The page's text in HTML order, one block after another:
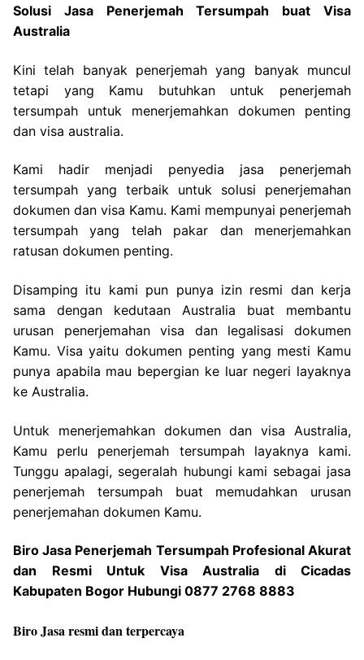
Solusi Jasa Penerjemah Tersumpah buat Visa
Australia
Kini telah banyak penerjemah yang banyak muncul
tetapi yang Kamu butuhkan untuk penerjemah
tersumpah untuk menerjemahkan dokumen penting
dan visa australia.
Kami hadir menjadi penyedia jasa penerjemah
tersumpah yang terbaik untuk solusi penerjemahan
dokumen dan visa Kamu. Kami mempunyai penerjemah
tersumpah yang telah pakar dan menerjemahkan
ratusan dokumen penting.
Disamping itu kami pun punya izin resmi dan kerja
sama dengan kedutaan Australia buat membantu
urusan penerjemahan visa dan legalisasi dokumen
Kamu. Visa yaitu dokumen penting yang mesti Kamu
punya apabila mau bepergian ke luar negeri layaknya
ke Australia.
Untuk menerjemahkan dokumen dan visa Australia,
Kamu perlu penerjemah tersumpah layaknya kami.
Tunggu apalagi, segeralah hubungi kami sebagai jasa
penerjemah tersumpah buat memudahkan urusan
penerjemahan dokumen Kamu.
Biro Jasa Penerjemah Tersumpah Profesional Akurat
dan Resmi Untuk Visa Australia di Cicadas
Kabupaten Bogor Hubungi 0877 2768 8883
Biro Jasa resmi dan terpercaya